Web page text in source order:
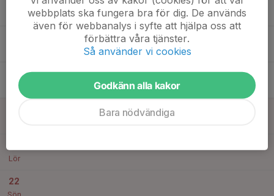
13:00
Norrköpings Friidrotts Arena
Sommarkul Vecka 25
Norrköpings Friidrotts Arena
Tor
09:00
Sommarkul Vecka 25
Norrköpings Friidrotts Arena
Lör
22
webbplats ska fungera bra för dig. De används
även för webbanalys i syfte att hjälpa oss att
förbättra våra tjänster.
Så använder vi cookies
Godkänn alla kakor
Bara nödvändiga